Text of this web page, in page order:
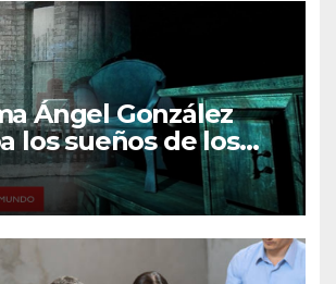
Ángel González
los sueños de los